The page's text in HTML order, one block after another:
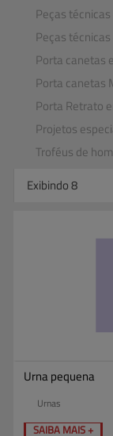
Peças
Peças
Porta canetas
Porta canetas
Porta Retrato
Projetos
Troféus de
Exibindo 8
Urna pequena
Urnas
SAIBA MAIS +